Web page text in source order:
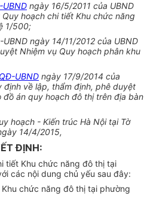
ngày 16/5/2011 của UBND
hoạch chi tiết Khu chức năng
1/500;
ngày 14/11/2012 của UBND
Nhiệm vụ Quy hoạch phân khu
UBND ngày 17/9/2014 của
định về lập, thẩm định, phê duyệt
án quy hoạch đô thị trên địa bàn
hoạch - Kiến trúc Hà Nội tại Tờ
14/4/2015,
ĐỊNH:
tiết Khu chức năng đô thị tại
các nội dung chủ yếu sau đây:
chức năng đô thị tại phường